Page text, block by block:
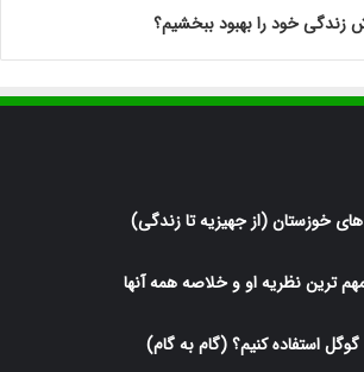
زندگی خود را بهبود ببخشیم؟
خوزستان (از جهیزیه تا زندگی)
استفاده کنیم؟ (گام به گام)